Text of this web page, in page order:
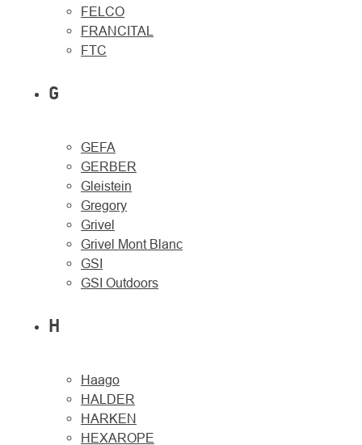
FELCO
FRANCITAL
FTC
G
GEFA
GERBER
Gleistein
Gregory
Grivel
Grivel Mont Blanc
GSI
GSI Outdoors
H
Haago
HALDER
HARKEN
HEXAROPE